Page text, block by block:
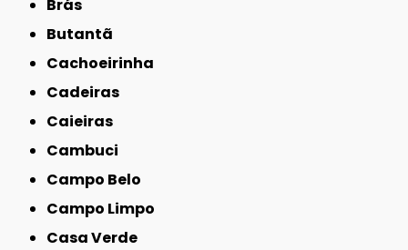
Brás
Butantã
Cachoeirinha
Cadeiras
Caieiras
Cambuci
Campo Belo
Campo Limpo
Casa Verde